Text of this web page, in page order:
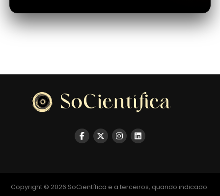
Copyright © 2026 SoCientífica e a terceiros, quando indicado.